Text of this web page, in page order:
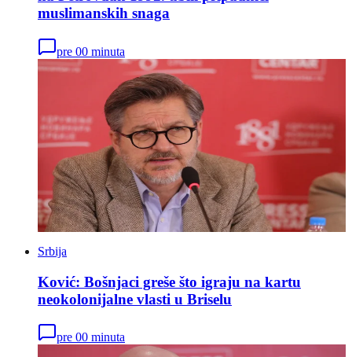
muslimanskih snaga
pre 00 minuta
Srbija
Ković: Bošnjaci greše što igraju na kartu
neokolonijalne vlasti u Briselu
pre 00 minuta